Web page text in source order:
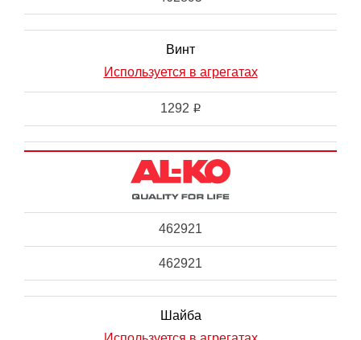
Винт
Используется в агрегатах
1292 i
462921
462921
Шайба